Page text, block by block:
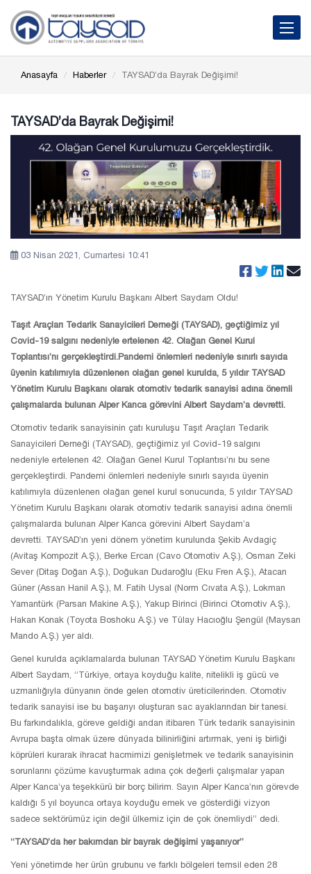
Toggle
Anasayfa Haberler TAYSAD’da Bayrak Değişimi!
TAYSAD’da Bayrak Değişimi!
03 Nisan 2021, Cumartesi 10:41
TAYSAD’ın Yönetim Kurulu Başkanı Albert Saydam Oldu!
Taşıt Araçları Tedarik Sanayicileri Derneği (TAYSAD), geçtiğimiz yıl
Covid-19 salgını nedeniyle ertelenen 42. Olağan Genel Kurul
Toplantısı’nı gerçekleştirdi.Pandemi önlemleri nedeniyle sınırlı sayıda
üyenin katılımıyla düzenlenen olağan genel kurulda, 5 yıldır TAYSAD
Yönetim Kurulu Başkanı olarak otomotiv tedarik sanayisi adına önemli
çalışmalarda bulunan Alper Kanca görevini Albert Saydam’a devretti.
Otomotiv tedarik sanayisinin çatı kuruluşu Taşıt Araçları Tedarik
Sanayicileri Derneği (TAYSAD), geçtiğimiz yıl Covid-19 salgını
nedeniyle ertelenen 42. Olağan Genel Kurul Toplantısı’nı bu sene
gerçekleştirdi. Pandemi önlemleri nedeniyle sınırlı sayıda üyenin
katılımıyla düzenlenen olağan genel kurul sonucunda, 5 yıldır TAYSAD
Yönetim Kurulu Başkanı olarak otomotiv tedarik sanayisi adına önemli
çalışmalarda bulunan Alper Kanca görevini Albert Saydam’a
devretti. TAYSAD’ın yeni dönem yönetim kurulunda Şekib Avdagiç
(Avitaş Kompozit A.Ş.), Berke Ercan (Cavo Otomotiv A.Ş.), Osman Zeki
Sever (Ditaş Doğan A.Ş.), Doğukan Dudaroğlu (Eku Fren A.Ş.), Atacan
Güner (Assan Hanil A.Ş.), M. Fatih Uysal (Norm Cıvata A.Ş.), Lokman
Yamantürk (Parsan Makine A.Ş.), Yakup Birinci (Birinci Otomotiv A.Ş.),
Hakan Konak (Toyota Boshoku A.Ş.) ve Tülay Hacıoğlu Şengül (Maysan
Mando A.Ş.) yer aldı.
Genel kurulda açıklamalarda bulunan TAYSAD Yönetim Kurulu Başkanı
Albert Saydam, “Türkiye, ortaya koyduğu kalite, nitelikli iş gücü ve
uzmanlığıyla dünyanın önde gelen otomotiv üreticilerinden. Otomotiv
tedarik sanayisi ise bu başarıyı oluşturan sac ayaklarından bir tanesi.
Bu farkındalıkla, göreve geldiği andan itibaren Türk tedarik sanayisinin
Avrupa başta olmak üzere dünyada bilinirliğini artırmak, yeni iş birliği
köprüleri kurarak ihracat hacmimizi genişletmek ve tedarik sanayisinin
sorunlarını çözüme kavuşturmak adına çok değerli çalışmalar yapan
Alper Kanca’ya teşekkürü bir borç bilirim. Sayın Alper Kanca’nın görevde
kaldığı 5 yıl boyunca ortaya koyduğu emek ve gösterdiği vizyon
sadece sektörümüz için değil ülkemiz için de çok önemliydi” dedi.
“TAYSAD’da her bakımdan bir bayrak değişimi yaşanıyor”
Yeni yönetimde her ürün grubunu ve farklı bölgeleri temsil eden 28